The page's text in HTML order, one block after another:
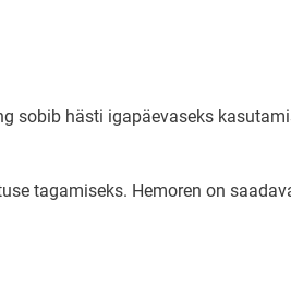
sobib hästi igapäevaseks
tagamiseks. Hemoren on